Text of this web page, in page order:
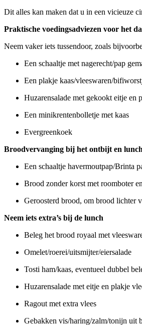
Dit alles kan maken dat u in een vicieuze
Praktische voedingsadviezen voor het
Neem vaker iets tussendoor, zoals
Een schaaltje met nagerecht/pap
Een plakje kaas/vleeswaren/
Huzarensalade met gekookt eitje en
Een minikrentenbolletje met kaas
Evergreenkoek
Broodvervanging bij het ontbijt en
Een schaaltje havermoutpap/Brinta
Brood zonder korst met roomboter
Geroosterd brood, om brood
Neem iets extra’s bij de lunch
Beleg het brood royaal met
Omelet/roerei/uitsmijter/eiersalade
Tosti ham/kaas, eventueel dubbel
Huzarensalade met eitje en plakje
Ragout met extra vlees
Gebakken vis/haring/zalm/tonijn uit